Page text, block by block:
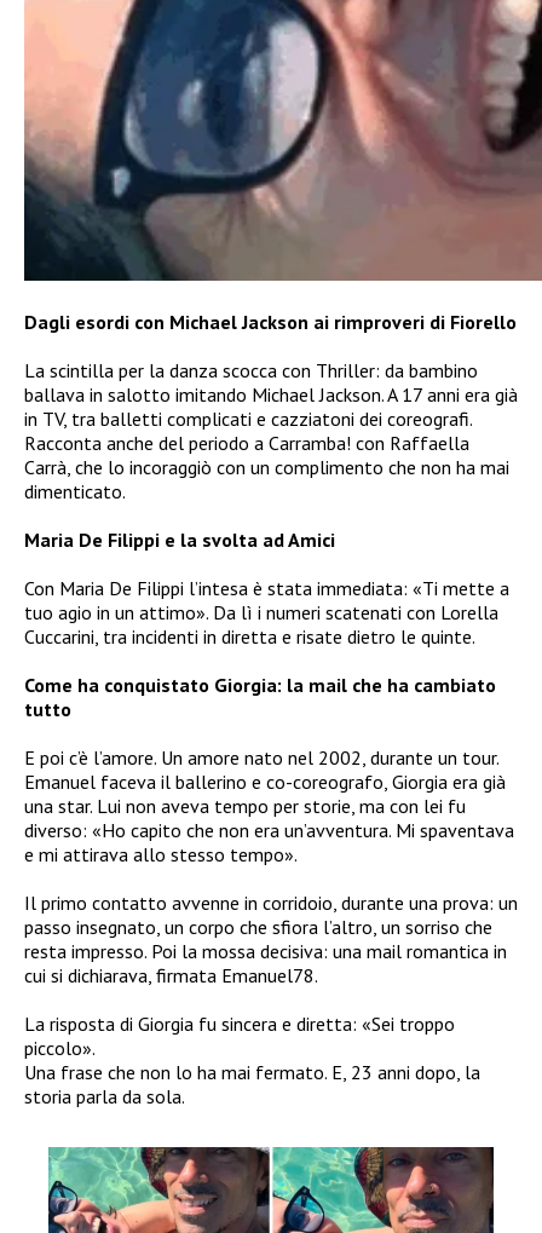
Dagli esordi con Michael Jackson ai rimproveri di Fiorello
La scintilla per la danza scocca con Thriller: da bambino
ballava in salotto imitando Michael Jackson. A 17 anni era già
in TV, tra balletti complicati e cazziatoni dei coreografi.
Racconta anche del periodo a Carramba! con Raffaella
Carrà, che lo incoraggiò con un complimento che non ha mai
dimenticato.
Maria De Filippi e la svolta ad Amici
Con Maria De Filippi l’intesa è stata immediata: «Ti mette a
tuo agio in un attimo». Da lì i numeri scatenati con Lorella
Cuccarini, tra incidenti in diretta e risate dietro le quinte.
Come ha conquistato Giorgia: la mail che ha cambiato
tutto
E poi c’è l’amore. Un amore nato nel 2002, durante un tour.
Emanuel faceva il ballerino e co-coreografo, Giorgia era già
una star. Lui non aveva tempo per storie, ma con lei fu
diverso: «Ho capito che non era un’avventura. Mi spaventava
e mi attirava allo stesso tempo».
Il primo contatto avvenne in corridoio, durante una prova: un
passo insegnato, un corpo che sfiora l’altro, un sorriso che
resta impresso. Poi la mossa decisiva: una mail romantica in
cui si dichiarava, firmata Emanuel78.
La risposta di Giorgia fu sincera e diretta: «Sei troppo
piccolo».
Una frase che non lo ha mai fermato. E, 23 anni dopo, la
storia parla da sola.